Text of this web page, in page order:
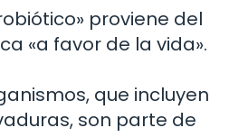
proviene del
«a favor de la vida».
que incluyen
son parte de